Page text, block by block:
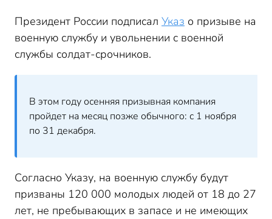
Президент России подписал Указ о призыве на
военную службу и увольнении с военной
службы солдат-срочников.
В этом году осенняя призывная компания
пройдет на месяц позже обычного: с 1 ноября
по 31 декабря.
Согласно Указу, на военную службу будут
призваны 120 000 молодых людей от 18 до 27
лет, не пребывающих в запасе и не имеющих